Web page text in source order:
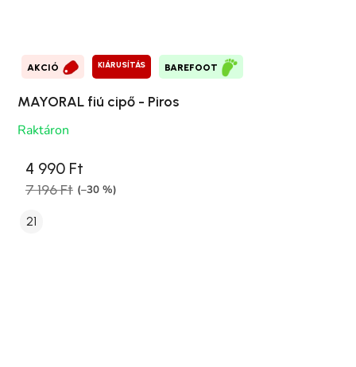
AKCIÓ KIÁRUSÍTÁS BAREFOOT
MAYORAL fiú cipő - Piros
Raktáron
4 990 Ft
7 196 Ft (–30 %)
21